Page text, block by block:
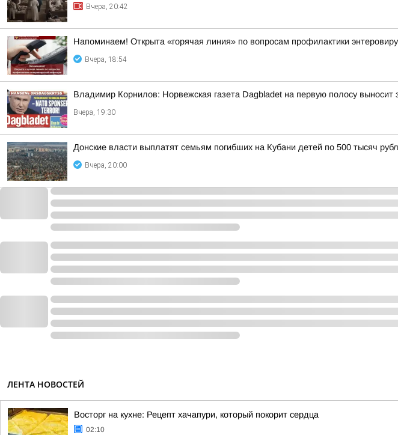
Вчера, 20:42
Напоминаем! Открыта «горячая линия» по вопросам профилактики
Вчера, 18:54
Владимир Корнилов: Норвежская газета Dagbladet на первую полосу
Вчера, 19:30
Донские власти выплатят семьям погибших на Кубани детей по 500 тысяч
Вчера, 20:00
ЛЕНТА НОВОСТЕЙ
Восторг на кухне: Рецепт хачапури, который покорит сердца
02:10